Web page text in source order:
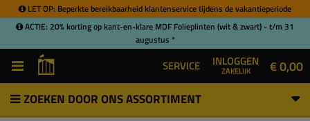
LET OP: Beperkte bereikbaarheid klantenservice tijdens de vakantieperiode
ACTIE: 20% korting op kant-en-klare MDF Folieplinten (wit & zwart) - t/m 31
augustus *
SERVICE INLOGGEN
ZAKELIJK € 0,00
ZOEKEN DOOR ONS ASSORTIMENT